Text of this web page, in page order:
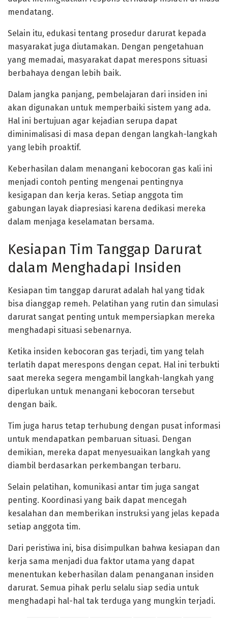
mendatang.
Selain itu, edukasi tentang prosedur darurat kepada
masyarakat juga diutamakan. Dengan pengetahuan
yang memadai, masyarakat dapat merespons situasi
berbahaya dengan lebih baik.
Dalam jangka panjang, pembelajaran dari insiden ini
akan digunakan untuk memperbaiki sistem yang ada.
Hal ini bertujuan agar kejadian serupa dapat
diminimalisasi di masa depan dengan langkah-langkah
yang lebih proaktif.
Keberhasilan dalam menangani kebocoran gas kali ini
menjadi contoh penting mengenai pentingnya
kesigapan dan kerja keras. Setiap anggota tim
gabungan layak diapresiasi karena dedikasi mereka
dalam menjaga keselamatan bersama.
Kesiapan Tim Tanggap Darurat
dalam Menghadapi Insiden
Kesiapan tim tanggap darurat adalah hal yang tidak
bisa dianggap remeh. Pelatihan yang rutin dan simulasi
darurat sangat penting untuk mempersiapkan mereka
menghadapi situasi sebenarnya.
Ketika insiden kebocoran gas terjadi, tim yang telah
terlatih dapat merespons dengan cepat. Hal ini terbukti
saat mereka segera mengambil langkah-langkah yang
diperlukan untuk menangani kebocoran tersebut
dengan baik.
Tim juga harus tetap terhubung dengan pusat informasi
untuk mendapatkan pembaruan situasi. Dengan
demikian, mereka dapat menyesuaikan langkah yang
diambil berdasarkan perkembangan terbaru.
Selain pelatihan, komunikasi antar tim juga sangat
penting. Koordinasi yang baik dapat mencegah
kesalahan dan memberikan instruksi yang jelas kepada
setiap anggota tim.
Dari peristiwa ini, bisa disimpulkan bahwa kesiapan dan
kerja sama menjadi dua faktor utama yang dapat
menentukan keberhasilan dalam penanganan insiden
darurat. Semua pihak perlu selalu siap sedia untuk
menghadapi hal-hal tak terduga yang mungkin terjadi.